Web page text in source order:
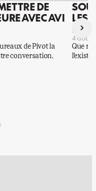
DE
AVEC AVI
de Pivot la
conversation.
LES
DES
4 août
Que
›